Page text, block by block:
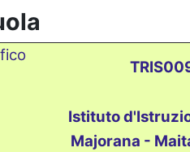
Istituto
Majorana -